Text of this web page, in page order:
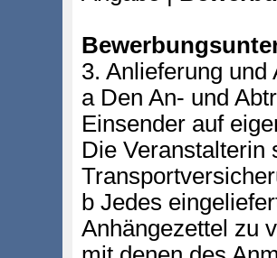
3. Anlieferung und
a Den An- und
Einsender auf
Die Veranstalterin
b Jedes
Anhängezettel zu